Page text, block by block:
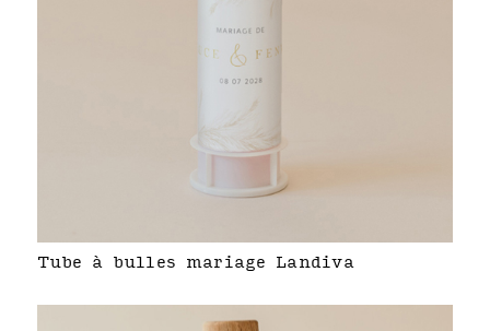
Tube à bulles mariage Landiva